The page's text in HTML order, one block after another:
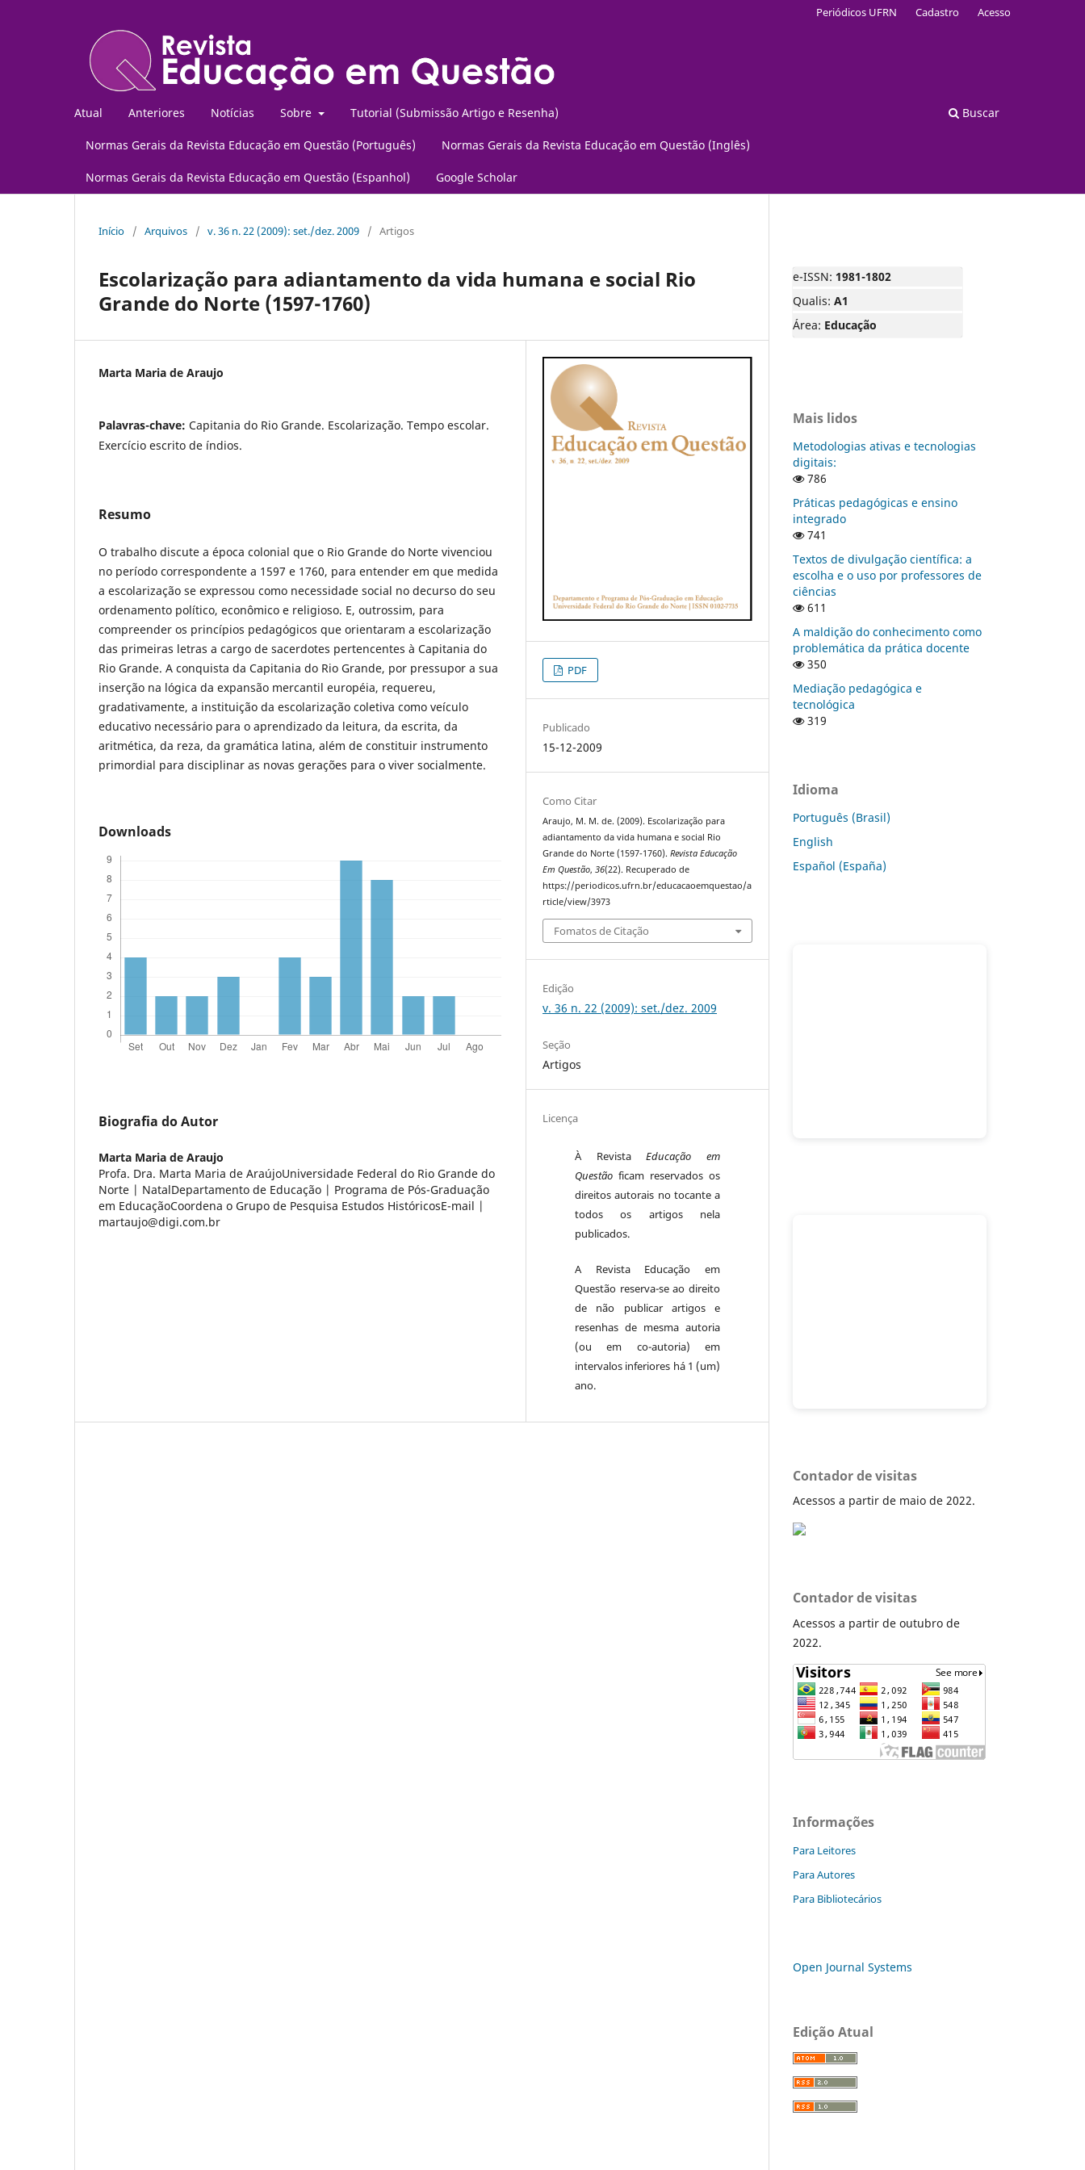
Atual Anteriores Notícias Sobre Tutorial (Submissão Artigo e Resenha)
Normas Gerais da Revista Educação em Questão (Português) Normas Gerais da Revista Educação em Questão (Inglês)
Normas Gerais da Revista Educação em Questão (Espanhol) Google Scholar
Buscar
Periódicos UFRN Cadastro Acesso
Início / Arquivos / v. 36 n. 22 (2009): set./dez. 2009 / Artigos
Escolarização para adiantamento da vida humana e social Rio
Grande do Norte (1597-1760)
Marta Maria de Araujo
Palavras-chave: Capitania do Rio Grande. Escolarização. Tempo escolar.
Exercício escrito de índios.
Resumo
O trabalho discute a época colonial que o Rio Grande do Norte vivenciou
no período correspondente a 1597 e 1760, para entender em que medida
a escolarização se expressou como necessidade social no decurso do seu
ordenamento político, econômico e religioso. E, outrossim, para
compreender os princípios pedagógicos que orientaram a escolarização
das primeiras letras a cargo de sacerdotes pertencentes à Capitania do
Rio Grande. A conquista da Capitania do Rio Grande, por pressupor a sua
inserção na lógica da expansão mercantil européia, requereu,
gradativamente, a instituição da escolarização coletiva como veículo
educativo necessário para o aprendizado da leitura, da escrita, da
aritmética, da reza, da gramática latina, além de constituir instrumento
primordial para disciplinar as novas gerações para o viver socialmente.
Downloads
Biografia do Autor
Marta Maria de Araujo
Profa. Dra. Marta Maria de AraújoUniversidade Federal do Rio Grande do
Norte | NatalDepartamento de Educação | Programa de Pós-Graduação
em EducaçãoCoordena o Grupo de Pesquisa Estudos HistóricosE-mail |
martaujo@digi.com.br
PDF
Publicado
15-12-2009
Como Citar
Araujo, M. M. de. (2009). Escolarização para
adiantamento da vida humana e social Rio
Grande do Norte (1597-1760).Revista Educação
Em Questão,36(22). Recuperado de
https://periodicos.ufrn.br/educacaoemquestao/a
rticle/view/3973
Fomatos de Citação
Edição
v. 36 n. 22 (2009): set./dez. 2009
Seção
Artigos
Licença
À RevistaEducação em
Questão ficam reservados os
direitos autorais no tocante a
todos os artigos nela
publicados.
A Revista Educação em
Questão reserva-se ao direito
de não publicar artigos e
resenhas de mesma autoria
(ou em co-autoria) em
intervalos inferiores há 1 (um)
ano.
e-ISSN: 1981-1802
Qualis: A1
Área: Educação
Mais lidos
Metodologias ativas e tecnologias
digitais:
786
Práticas pedagógicas e ensino
integrado
741
Textos de divulgação científica: a
escolha e o uso por professores de
ciências
611
A maldição do conhecimento como
problemática da prática docente
350
Mediação pedagógica e
tecnológica
319
Idioma
Português (Brasil)
English
Español (España)
Contador de visitas
Acessos a partir de maio de 2022.
Contador de visitas
Acessos a partir de outubro de
2022.
Informações
Para Leitores
Para Autores
Para Bibliotecários
Open Journal Systems
Edição Atual